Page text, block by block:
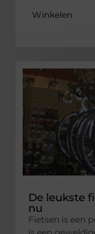
Winkelen
De leukste
nu
Fietsen is een